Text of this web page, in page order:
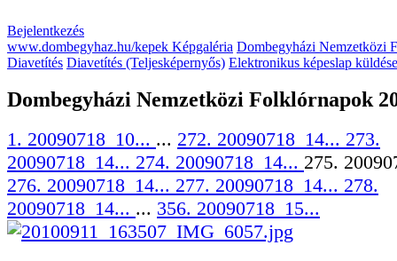
Bejelentkezés
www.dombegyhaz.hu/kepek Képgaléria Dombegyházi Nemzetközi
Diavetítés Diavetítés (Teljesképernyős) Elektronikus képeslap
Dombegyházi Nemzetközi Folklórnapok
1. 20090718_10... ... 272. 20090718_14... 273.
20090718_14... 274. 20090718_14... 275.
276. 20090718_14... 277. 20090718_14... 278.
20090718_14... ... 356. 20090718_15...